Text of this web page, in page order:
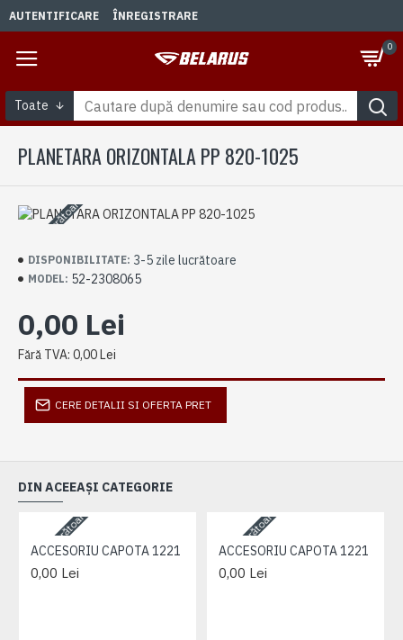
AUTENTIFICARE ÎNREGISTRARE
0
Toate
PLANETARA ORIZONTALA PP 820-1025
3-5 zile lucrătoare
DISPONIBILITATE: 3-5 zile lucrătoare
MODEL: 52-2308065
0,00 Lei
Fără TVA: 0,00 Lei
CERE DETALII SI OFERTA PRET
DIN ACEEAȘI CATEGORIE
3-5 zile lucrătoare
ACCESORIU CAPOTA 1221
0,00 Lei 3-5 zile lucrătoare
ACCESORIU CAPOTA 1221
0,00 Lei